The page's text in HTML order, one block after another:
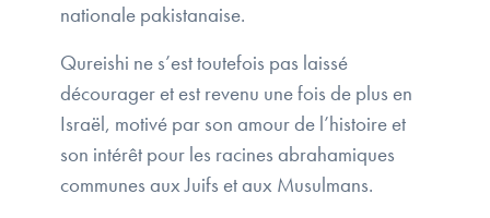
nationale pakistanaise.
Qureishi ne s’est toutefois pas laissé
décourager et est revenu une fois de plus en
Israël, motivé par son amour de l’histoire et
son intérêt pour les racines abrahamiques
communes aux Juifs et aux Musulmans.